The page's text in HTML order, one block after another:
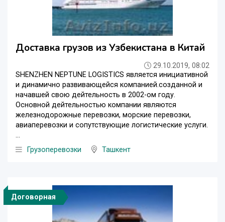
Доставка грузов из Узбекистана в Китай
29.10.2019, 08:02
SHENZHEN NEPTUNE LOGISTICS является инициативной
и динамично развивающейся компанией.созданной и
начавшей свою дейтельность в 2002-ом году.
Основной дейтельностью компании являются
железнодорожные перевозки, морские перевозки,
авиаперевозки и сопутствующие логистические услуги.
...
Грузоперевозки
Ташкент
Договорная